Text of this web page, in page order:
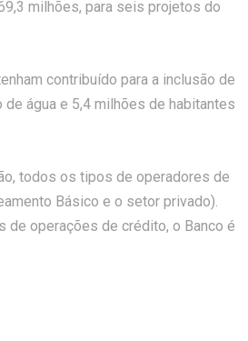
milhões, para seis projetos do
contribuído para a inclusão de
água e 5,4 milhões de habitantes
todos os tipos de operadores de
Básico e o setor privado).
de operações de crédito, o Banco é